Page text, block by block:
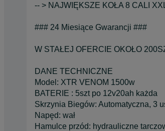
-- > NAJWIĘKSZE KOŁA 8 CALI
### 24 Miesiące Gwarancji ###
W STAŁEJ OFERCIE OKOŁO
DANE TECHNICZNE
Model: XTR VENOM 1500w
BATERIE : 5szt po 12v20ah każda
Skrzynia Biegów: Automatyczna, 3
Napęd: wał
Hamulce przód: hydrauliczne